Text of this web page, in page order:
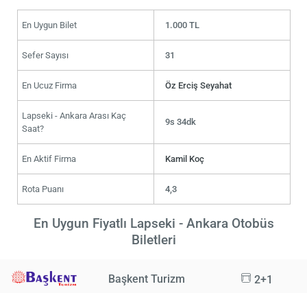
En Uygun Bilet 1.000 TL
Sefer Sayısı 31
En Ucuz Firma Öz Erciş Seyahat
Lapseki - Ankara Arası Kaç
Saat?
9s 34dk
En Aktif Firma Kamil Koç
Rota Puanı 4,3
En Uygun Fiyatlı Lapseki - Ankara Otobüs
Biletleri
Başkent Turizm 2+1